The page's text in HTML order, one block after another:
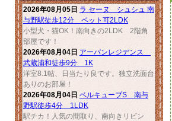
7/14 週末はなにしようかな…(・・?
そろそろお引越ししようかな…(・・?
お部屋探し ・ ご相談 お待ちしております
7/13 浦和で愛犬、愛猫と住むなら
『スペリオル』
←詳細はこちらから
7/10 梅雨明け近づき、まもなく
夏本番
夏の日照時間や風通し、実際にお部屋をみて
体感いただくことをおすすめしております
2026年08月05日 ラ セーヌ シュシュ 南
与野駅徒歩12分 ペット可2LDK
小型犬・猫OK！南向きの2LDK 2階角
部屋です！
2026年08月04日 アーバンレジデンス
武蔵浦和徒歩9分 1K
洋室8.1帖、日当たり良です。独立洗面台
ありのお部屋！
2026年08月04日 ベルキューブS 南与
野駅徒歩4分 1LDK
駅チカ！人気の間取り、南向きリビン